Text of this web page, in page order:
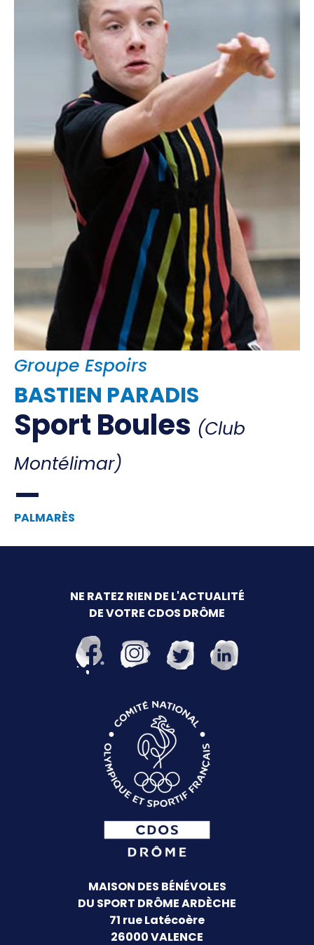
Club 2024 - Fan zone
SERVICES & OUTILS
Prêt de matériel
Boite à outils
Mon club près de chez moi
Responsabilité Sociétale
Calcul coût de l'emploi
Ressources pédagogiques
Bourses aux bénévoles
Fiches Conseils
ACTUALITÉS
Offre d'emploi
Financement
Institutions
Haut Niveau
Divers
Educ'sport
CONTACT
Groupe Espoirs
BASTIEN PARADIS
Sport Boules (Club
Montélimar)
PALMARÈS
NE RATEZ RIEN DE L'ACTUALITÉ
DE VOTRE CDOS DRÔME
MAISON DES BÉNÉVOLES
DU SPORT DRÔME ARDÈCHE
71 rue Latécoère
26000 VALENCE